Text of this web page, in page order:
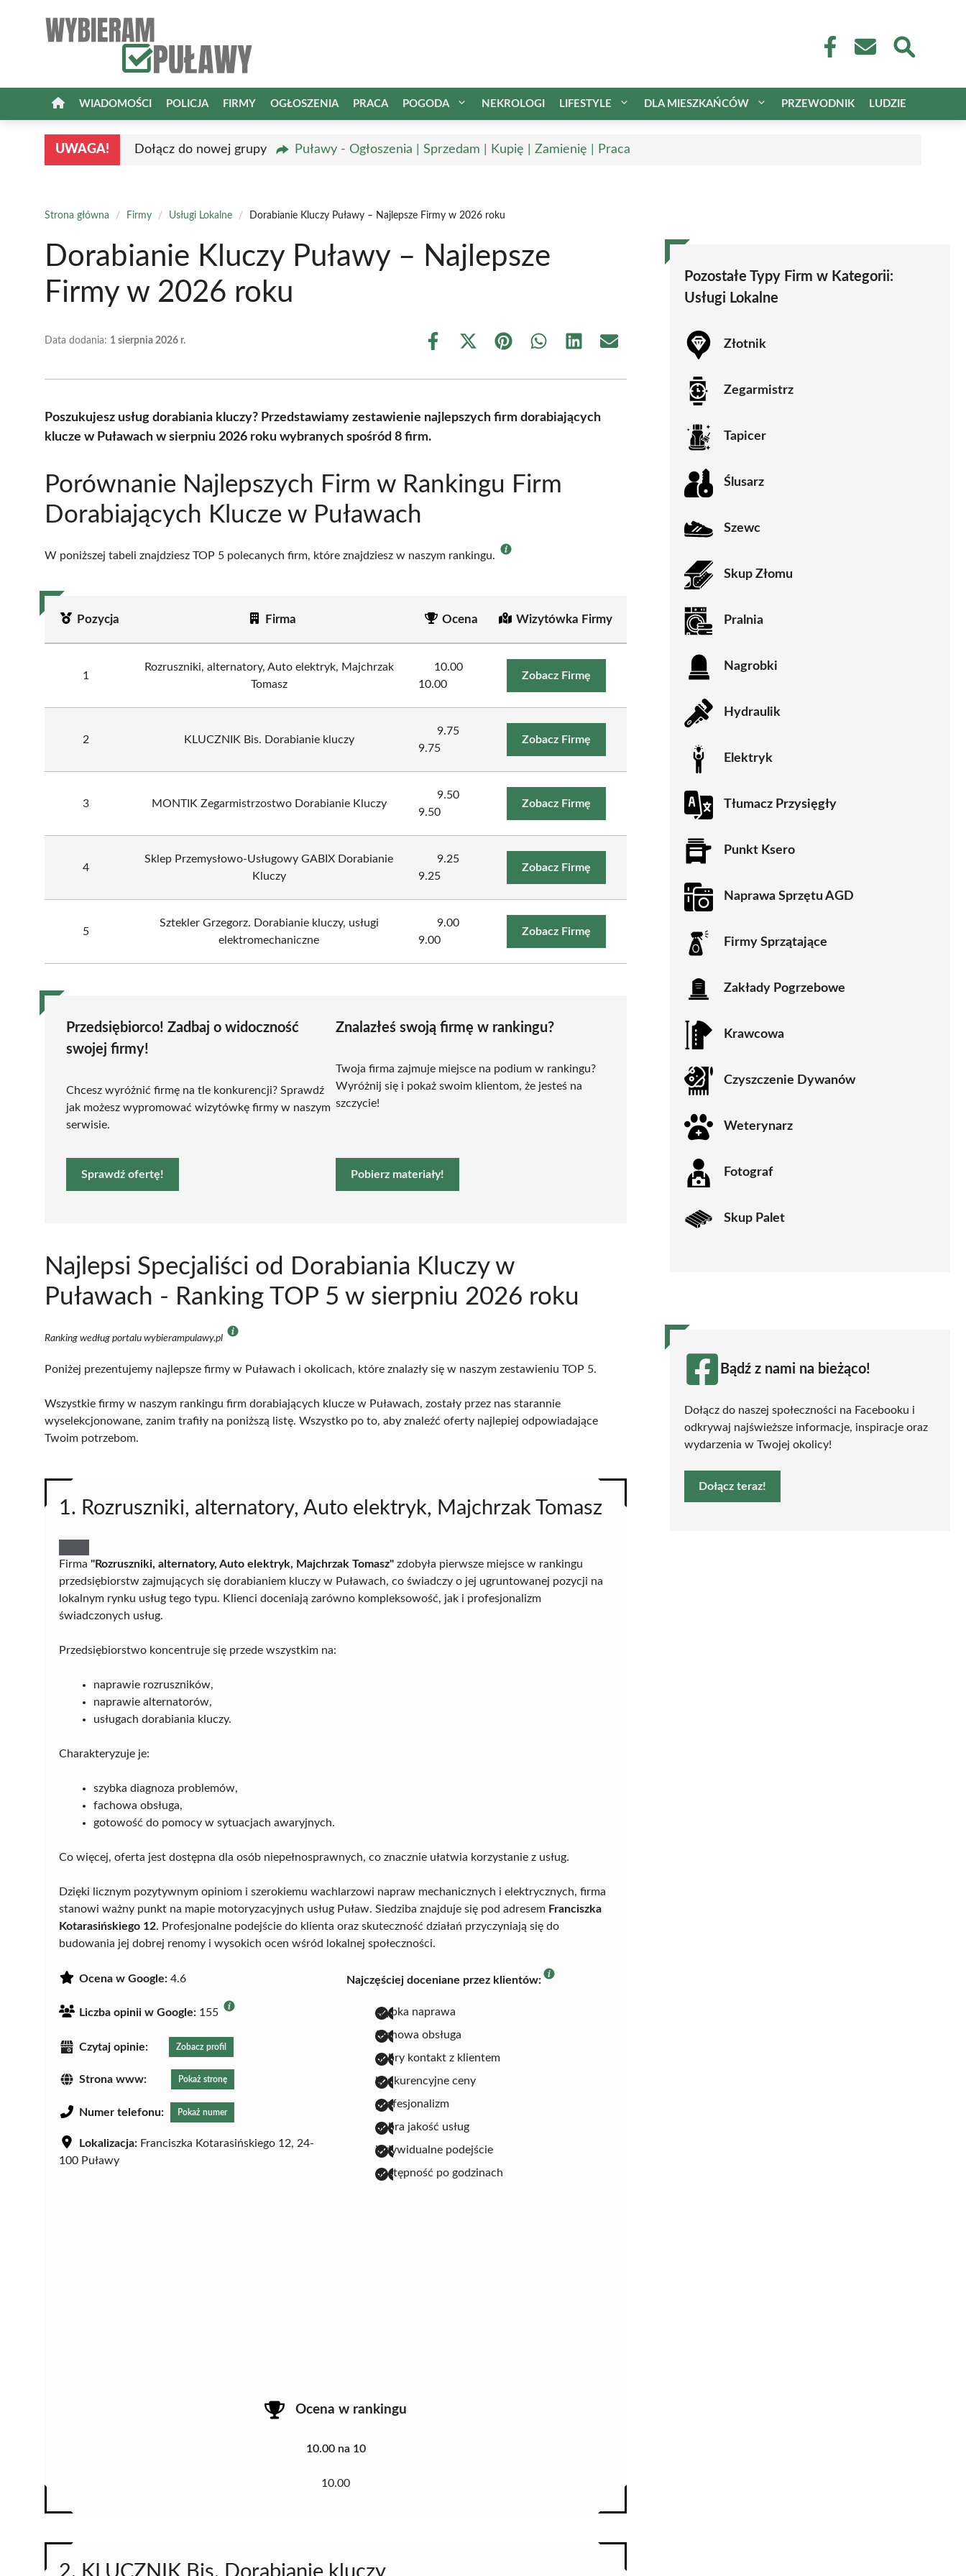
WIADOMOŚCI POLICJA FIRMY OGŁOSZENIA PRACA POGODA NEKROLOGI LIFESTYLE DLA MIESZKAŃCÓW PRZEWODNIK LUDZIE
UWAGA! Dołącz do nowej grupy Puławy - Ogłoszenia | Sprzedam | Kupię | Zamienię | Praca
Strona główna / Firmy / Usługi Lokalne / Dorabianie Kluczy Puławy – Najlepsze Firmy w 2026 roku
Dorabianie Kluczy Puławy – Najlepsze
Firmy w 2026 roku
Data dodania: 1 sierpnia 2026 r.
Share
Share
(Twitter)
Share Share Share Share
Poszukujesz usług dorabiania kluczy? Przedstawiamy zestawienie najlepszych firm dorabiających
klucze w Puławach w sierpniu 2026 roku wybranych spośród 8 firm.
Porównanie Najlepszych Firm w Rankingu Firm
Dorabiających Klucze w Puławach
W poniższej tabeli znajdziesz TOP 5 polecanych firm, które znajdziesz w naszym rankingu.
Pozycja Firma Ocena Wizytówka Firmy
1
Rozruszniki, alternatory, Auto elektryk, Majchrzak
Tomasz
10.00
10.00
Zobacz Firmę
2 KLUCZNIK Bis. Dorabianie kluczy
9.75
9.75
Zobacz Firmę
3 MONTIK Zegarmistrzostwo Dorabianie Kluczy
9.50
9.50
Zobacz Firmę
4
Sklep Przemysłowo-Usługowy GABIX Dorabianie
Kluczy
9.25
9.25
Zobacz Firmę
5
Sztekler Grzegorz. Dorabianie kluczy, usługi
elektromechaniczne
9.00
9.00
Zobacz Firmę
Przedsiębiorco! Zadbaj o widoczność
swojej firmy!
Chcesz wyróżnić firmę na tle konkurencji? Sprawdź
jak możesz wypromować wizytówkę firmy w naszym
serwisie.
Sprawdź ofertę!
Znalazłeś swoją firmę w rankingu?
Twoja firma zajmuje miejsce na podium w rankingu?
Wyróżnij się i pokaż swoim klientom, że jesteś na
szczycie!
Pobierz materiały!
Najlepsi Specjaliści od Dorabiania Kluczy w
Puławach - Ranking TOP 5 w sierpniu 2026 roku
Ranking według portalu wybierampulawy.pl
Poniżej prezentujemy najlepsze firmy w Puławach i okolicach, które znalazły się w naszym zestawieniu TOP 5.
Wszystkie firmy w naszym rankingu firm dorabiających klucze w Puławach, zostały przez nas starannie
wyselekcjonowane, zanim trafiły na poniższą listę. Wszystko po to, aby znaleźć oferty najlepiej odpowiadające
Twoim potrzebom.
1. Rozruszniki, alternatory, Auto elektryk, Majchrzak Tomasz
Firma "Rozruszniki, alternatory, Auto elektryk, Majchrzak Tomasz" zdobyła pierwsze miejsce w rankingu
przedsiębiorstw zajmujących się dorabianiem kluczy w Puławach, co świadczy o jej ugruntowanej pozycji na
lokalnym rynku usług tego typu. Klienci doceniają zarówno kompleksowość, jak i profesjonalizm
świadczonych usług.
Przedsiębiorstwo koncentruje się przede wszystkim na:
naprawie rozruszników,
naprawie alternatorów,
usługach dorabiania kluczy.
Charakteryzuje je:
szybka diagnoza problemów,
fachowa obsługa,
gotowość do pomocy w sytuacjach awaryjnych.
Co więcej, oferta jest dostępna dla osób niepełnosprawnych, co znacznie ułatwia korzystanie z usług.
Dzięki licznym pozytywnym opiniom i szerokiemu wachlarzowi napraw mechanicznych i elektrycznych, firma
stanowi ważny punkt na mapie motoryzacyjnych usług Puław. Siedziba znajduje się pod adresem Franciszka
Kotarasińskiego 12. Profesjonalne podejście do klienta oraz skuteczność działań przyczyniają się do
budowania jej dobrej renomy i wysokich ocen wśród lokalnej społeczności.
Ocena w Google: 4.6
Liczba opinii w Google: 155
Czytaj opinie: Zobacz profil
Strona www: Pokaż stronę
Numer telefonu: Pokaż numer
Lokalizacja: Franciszka Kotarasińskiego 12, 24-
100 Puławy
Najczęściej doceniane przez klientów:
szybka naprawa
fachowa obsługa
dobry kontakt z klientem
konkurencyjne ceny
profesjonalizm
dobra jakość usług
indywidualne podejście
dostępność po godzinach
Ocena w rankingu
10.00 na 10
10.00
Pozostałe Typy Firm w Kategorii:
Usługi Lokalne
Złotnik
Zegarmistrz
Tapicer
Ślusarz
Szewc
Skup Złomu
Pralnia
Nagrobki
Hydraulik
Elektryk
Tłumacz Przysięgły
Punkt Ksero
Naprawa Sprzętu AGD
Firmy Sprzątające
Zakłady Pogrzebowe
Krawcowa
Czyszczenie Dywanów
Weterynarz
Fotograf
Skup Palet
Bądź z nami na bieżąco!
Dołącz do naszej społeczności na Facebooku i
odkrywaj najświeższe informacje, inspiracje oraz
wydarzenia w Twojej okolicy!
Dołącz teraz!